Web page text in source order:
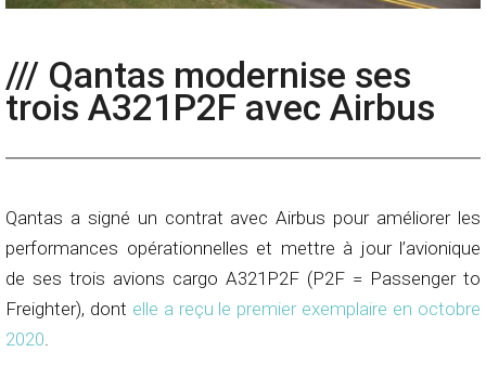
/// Qantas modernise ses
trois A321P2F avec Airbus
Qantas a signé un contrat avec Airbus pour améliorer les
performances opérationnelles et mettre à jour l’avionique
de ses trois avions cargo A321P2F (P2F = Passenger to
Freighter), dont elle a reçu le premier exemplaire en octobre
2020